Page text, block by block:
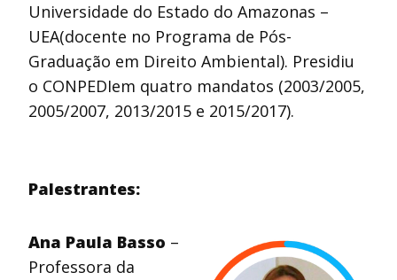
Universidade do Estado do Amazonas –
UEA(docente no Programa de Pós-
Graduação em Direito Ambiental). Presidiu
o CONPEDIem quatro mandatos (2003/2005,
2005/2007, 2013/2015 e 2015/2017).
Palestrantes:
Ana Paula Basso –
Professora da